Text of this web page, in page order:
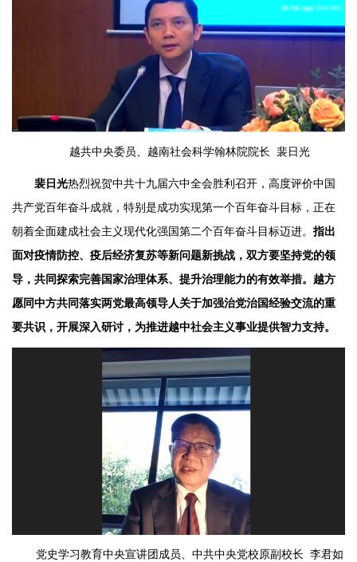
越共中央委员、越南社会科学翰林院院长 裴日光
裴日光热烈祝贺中共十九届六中全会胜利召开，高度评价中国
共产党百年奋斗成就，特别是成功实现第一个百年奋斗目标，正在
朝着全面建成社会主义现代化强国第二个百年奋斗目标迈进。 指出
面对疫情防控、疫后经济复苏等新问题新挑战，双方要坚持党的领
导，共同探索完善国家治理体系、提升治理能力的有效举措。越方
愿同中方共同落实两党最高领导人关于加强治党治国经验交流的重
要共识，开展深入研讨，为推进越中社会主义事业提供智力支持。
党史学习教育中央宣讲团成员、中共中央党校原副校长 李君如